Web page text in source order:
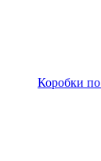
Коробки